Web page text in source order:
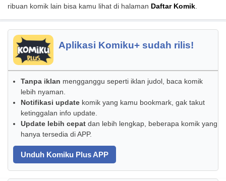
ribuan komik lain bisa kamu lihat di halaman Daftar Komik.
Aplikasi Komiku+ sudah rilis!
Tanpa iklan mengganggu seperti iklan judol, baca komik
lebih nyaman.
Notifikasi update komik yang kamu bookmark, gak takut
ketinggalan info update.
Update lebih cepat dan lebih lengkap, beberapa komik yang
hanya tersedia di APP.
Unduh Komiku Plus APP